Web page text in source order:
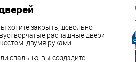
хотите закрыть, довольно
распашные двери
двумя руками.
спальню, вы создадите